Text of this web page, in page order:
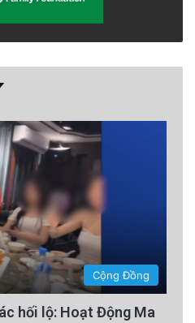
Cộng Đồng
hối lộ: Hoạt Động Ma